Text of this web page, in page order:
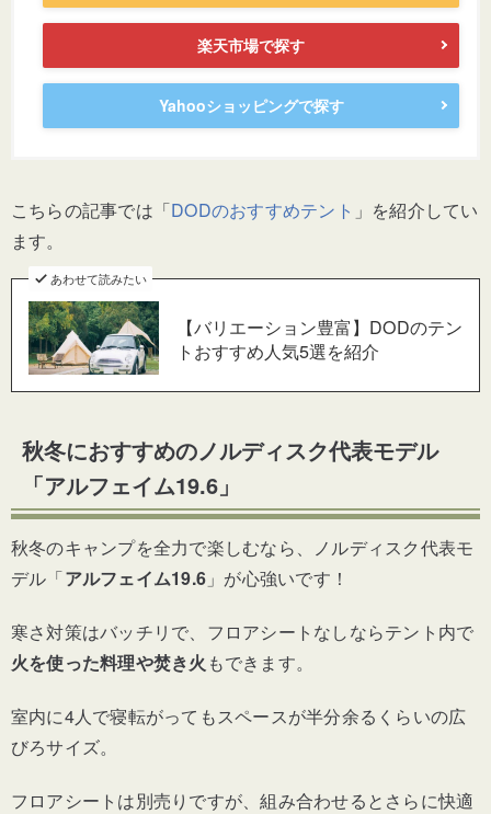
楽天市場で探す
Yahooショッピングで探す
こちらの記事では「DODのおすすめテント 」を紹介してい
ます。
あわせて読みたい
【バリエーション豊富】DODのテン
トおすすめ人気5選を紹介
秋冬におすすめのノルディスク代表モデル
「アルフェイム19.6」
秋冬のキャンプを全力で楽しむなら、ノルディスク代表モ
デル「アルフェイム19.6 」が心強いです！
寒さ対策はバッチリで、フロアシートなしならテント内で
火を使った料理や焚き火 もできます。
室内に4人で寝転がってもスペースが半分余るくらいの広
びろサイズ。
フロアシートは別売りですが、組み合わせるとさらに快適